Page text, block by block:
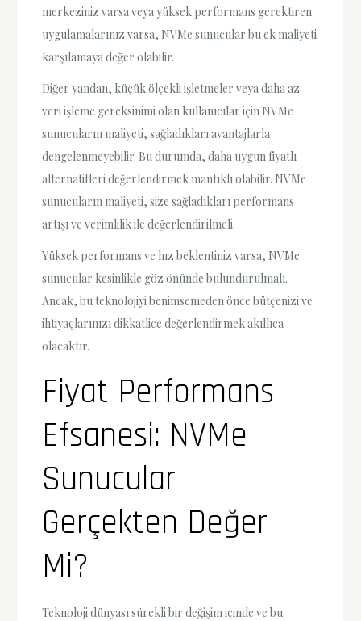
merkeziniz varsa veya yüksek performans gerektiren
uygulamalarınız varsa, NVMe sunucular bu ek maliyeti
karşılamaya değer olabilir.
Diğer yandan, küçük ölçekli işletmeler veya daha az
veri işleme gereksinimi olan kullanıcılar için NVMe
sunucuların maliyeti, sağladıkları avantajlarla
dengelenmeyebilir. Bu durumda, daha uygun fiyatlı
alternatifleri değerlendirmek mantıklı olabilir. NVMe
sunucuların maliyeti, size sağladıkları performans
artışı ve verimlilik ile değerlendirilmeli.
Yüksek performans ve hız beklentiniz varsa, NVMe
sunucular kesinlikle göz önünde bulundurulmalı.
Ancak, bu teknolojiyi benimsemeden önce bütçenizi ve
ihtiyaçlarınızı dikkatlice değerlendirmek akıllıca
olacaktır.
Fiyat Performans
Efsanesi: NVMe
Sunucular
Gerçekten Değer
Mi?
Teknoloji dünyası sürekli bir değişim içinde ve bu